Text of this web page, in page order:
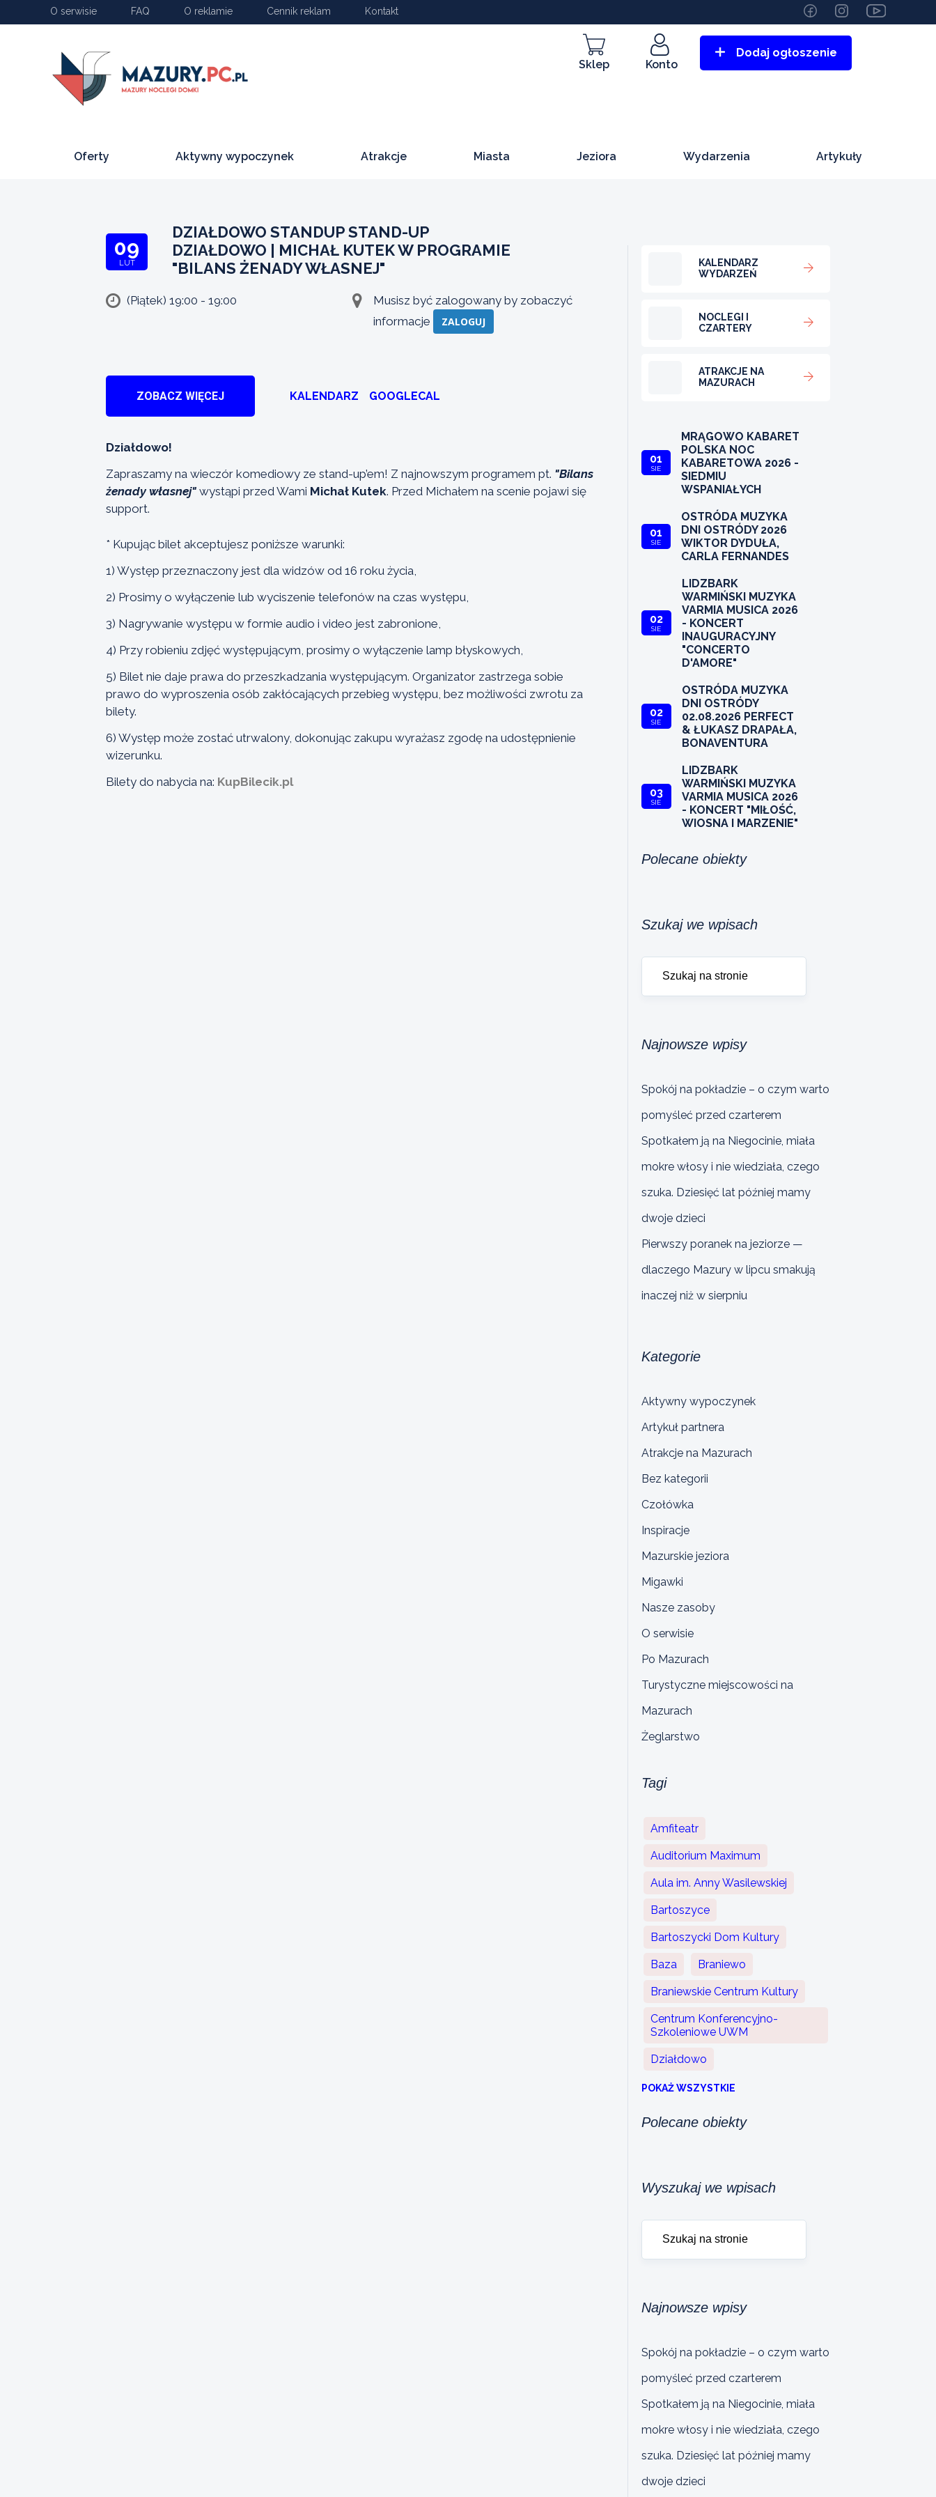
O serwisie FAQ O reklamie Cennik reklam Kontakt
Sklep Konto
Dodaj ogłoszenie
Oferty Aktywny wypoczynek Atrakcje Miasta Jeziora Wydarzenia Artykuły
09
LUT
DZIAŁDOWO STANDUP STAND-UP
DZIAŁDOWO | MICHAŁ KUTEK W PROGRAMIE
"BILANS ŻENADY WŁASNEJ"
(Piątek) 19:00 - 19:00
Musisz być zalogowany by zobaczyć
informacje
ZALOGUJ
ZOBACZ WIĘCEJ KALENDARZ GOOGLECAL
Działdowo!
Zapraszamy na wieczór komediowy ze stand-up’em! Z najnowszym programem pt. "Bilans
żenady własnej" wystąpi przed Wami Michał Kutek. Przed Michałem na scenie pojawi się
support.
* Kupując bilet akceptujesz poniższe warunki:
1) Występ przeznaczony jest dla widzów od 16 roku życia,
2) Prosimy o wyłączenie lub wyciszenie telefonów na czas występu,
3) Nagrywanie występu w formie audio i video jest zabronione,
4) Przy robieniu zdjęć występującym, prosimy o wyłączenie lamp błyskowych,
5) Bilet nie daje prawa do przeszkadzania występującym. Organizator zastrzega sobie
prawo do wyproszenia osób zakłócających przebieg występu, bez możliwości zwrotu za
bilety.
6) Występ może zostać utrwalony, dokonując zakupu wyrażasz zgodę na udostępnienie
wizerunku.
Bilety do nabycia na: KupBilecik.pl
KALENDARZ
WYDARZEŃ
NOCLEGI I
CZARTERY
ATRAKCJE NA
MAZURACH
01
SIE
MRĄGOWO KABARET
POLSKA NOC
KABARETOWA 2026 -
SIEDMIU
WSPANIAŁYCH
01
SIE
OSTRÓDA MUZYKA
DNI OSTRÓDY 2026
WIKTOR DYDUŁA,
CARLA FERNANDES
02
SIE
LIDZBARK
WARMIŃSKI MUZYKA
VARMIA MUSICA 2026
- KONCERT
INAUGURACYJNY
"CONCERTO
D'AMORE"
02
SIE
OSTRÓDA MUZYKA
DNI OSTRÓDY
02.08.2026 PERFECT
& ŁUKASZ DRAPAŁA,
BONAVENTURA
03
SIE
LIDZBARK
WARMIŃSKI MUZYKA
VARMIA MUSICA 2026
- KONCERT "MIŁOŚĆ,
WIOSNA I MARZENIE"
Polecane obiekty
Szukaj we wpisach
Najnowsze wpisy
Spokój na pokładzie – o czym warto
pomyśleć przed czarterem
Spotkałem ją na Niegocinie, miała
mokre włosy i nie wiedziała, czego
szuka. Dziesięć lat później mamy
dwoje dzieci
Pierwszy poranek na jeziorze —
dlaczego Mazury w lipcu smakują
inaczej niż w sierpniu
Kategorie
Aktywny wypoczynek
Artykuł partnera
Atrakcje na Mazurach
Bez kategorii
Czołówka
Inspiracje
Mazurskie jeziora
Migawki
Nasze zasoby
O serwisie
Po Mazurach
Turystyczne miejscowości na
Mazurach
Żeglarstwo
Tagi
Amfiteatr
Auditorium Maximum
Aula im. Anny Wasilewskiej
Bartoszyce
Bartoszycki Dom Kultury
Baza Braniewo
Braniewskie Centrum Kultury
Centrum Konferencyjno-
Szkoleniowe UWM
Działdowo
POKAŻ WSZYSTKIE
Polecane obiekty
Wyszukaj we wpisach
Najnowsze wpisy
Spokój na pokładzie – o czym warto
pomyśleć przed czarterem
Spotkałem ją na Niegocinie, miała
mokre włosy i nie wiedziała, czego
szuka. Dziesięć lat później mamy
dwoje dzieci